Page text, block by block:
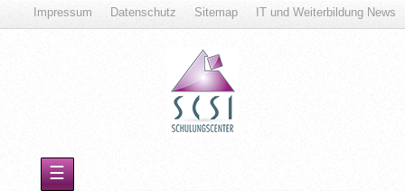
IT und Weiterbildung News
Sitemap
Datenschutz
Impressum
☰